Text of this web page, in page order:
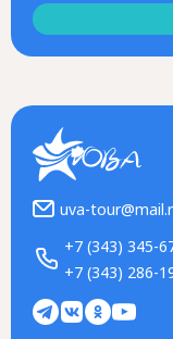
uva-
+7 (343) 345-
+7 (343) 286-